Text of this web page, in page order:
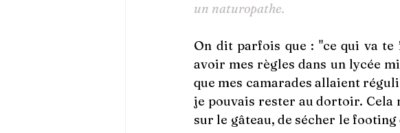
un naturopathe.
On dit parfois que : "ce qui va
avoir mes règles dans un lycée
que mes camarades allaient
je pouvais rester au dortoir.
sur le gâteau, de sécher le